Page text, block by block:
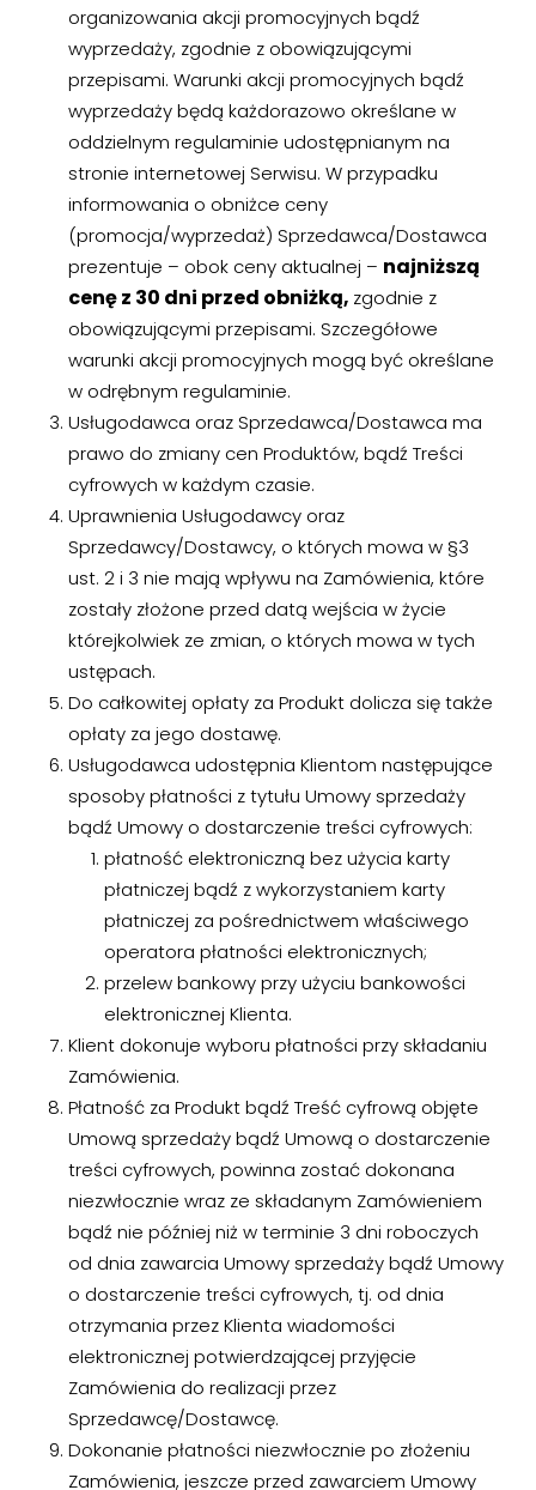
organizowania akcji promocyjnych bądź
wyprzedaży, zgodnie z obowiązującymi
przepisami. Warunki akcji promocyjnych bądź
wyprzedaży będą każdorazowo określane w
oddzielnym regulaminie udostępnianym na
stronie internetowej Serwisu. W przypadku
informowania o obniżce ceny
(promocja/wyprzedaż) Sprzedawca/Dostawca
prezentuje – obok ceny aktualnej – najniższą
cenę z 30 dni przed obniżką, zgodnie z
obowiązującymi przepisami. Szczegółowe
warunki akcji promocyjnych mogą być określane
w odrębnym regulaminie.
Usługodawca oraz Sprzedawca/Dostawca ma
prawo do zmiany cen Produktów, bądź Treści
cyfrowych w każdym czasie.
Uprawnienia Usługodawcy oraz
Sprzedawcy/Dostawcy, o których mowa w §3
ust. 2 i 3 nie mają wpływu na Zamówienia, które
zostały złożone przed datą wejścia w życie
którejkolwiek ze zmian, o których mowa w tych
ustępach.
Do całkowitej opłaty za Produkt dolicza się także
opłaty za jego dostawę.
Usługodawca udostępnia Klientom następujące
sposoby płatności z tytułu Umowy sprzedaży
bądź Umowy o dostarczenie treści cyfrowych:
płatność elektroniczną bez użycia karty
płatniczej bądź z wykorzystaniem karty
płatniczej za pośrednictwem właściwego
operatora płatności elektronicznych;
przelew bankowy przy użyciu bankowości
elektronicznej Klienta.
Klient dokonuje wyboru płatności przy składaniu
Zamówienia.
Płatność za Produkt bądź Treść cyfrową objęte
Umową sprzedaży bądź Umową o dostarczenie
treści cyfrowych, powinna zostać dokonana
niezwłocznie wraz ze składanym Zamówieniem
bądź nie później niż w terminie 3 dni roboczych
od dnia zawarcia Umowy sprzedaży bądź Umowy
o dostarczenie treści cyfrowych, tj. od dnia
otrzymania przez Klienta wiadomości
elektronicznej potwierdzającej przyjęcie
Zamówienia do realizacji przez
Sprzedawcę/Dostawcę.
Dokonanie płatności niezwłocznie po złożeniu
Zamówienia, jeszcze przed zawarciem Umowy